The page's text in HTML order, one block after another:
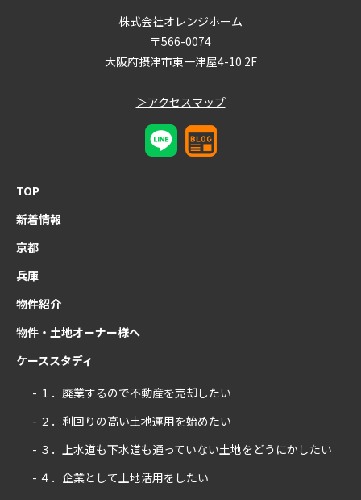
株式会社オレンジホーム
〒566-0074
大阪府摂津市東一津屋4-10 2F
＞アクセスマップ
TOP
新着情報
京都
兵庫
物件紹介
物件・土地オーナー様へ
ケーススタディ
- １．廃業するので不動産を売却したい
- ２．利回りの高い土地運用を始めたい
- ３．上水道も下水道も通っていない土地をどうにかしたい
- ４．企業として土地活用をしたい